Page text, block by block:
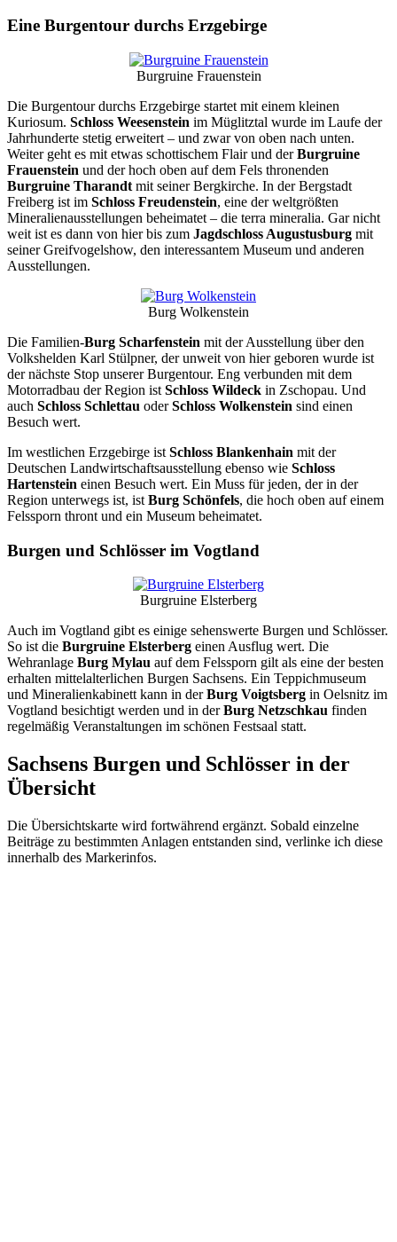
Eine Burgentour durchs Erzgebirge
Burgruine Frauenstein
Die Burgentour durchs Erzgebirge startet mit einem kleinen
Kuriosum. Schloss Weesenstein im Müglitztal wurde im Laufe der
Jahrhunderte stetig erweitert – und zwar von oben nach unten.
Weiter geht es mit etwas schottischem Flair und derBurgruine
Frauenstein und der hoch oben auf dem Fels thronenden
Burgruine Tharandt mit seiner Bergkirche. In der Bergstadt
Freiberg ist im Schloss Freudenstein, eine der weltgrößten
Mineralienausstellungen beheimatet – die terra mineralia. Gar nicht
weit ist es dann von hier bis zum Jagdschloss Augustusburg mit
seiner Greifvogelshow, den interessantem Museum und anderen
Ausstellungen.
Burg Wolkenstein
Die Familien-Burg Scharfenstein mit der Ausstellung über den
Volkshelden Karl Stülpner, der unweit von hier geboren wurde ist
der nächste Stop unserer Burgentour. Eng verbunden mit dem
Motorradbau der Region ist Schloss Wildeck in Zschopau. Und
auch Schloss Schlettau oderSchloss Wolkenstein sind einen
Besuch wert.
Im westlichen Erzgebirge ist Schloss Blankenhain mit der
Deutschen Landwirtschaftsausstellung ebenso wie Schloss
Hartenstein einen Besuch wert. Ein Muss für jeden, der in der
Region unterwegs ist, ist Burg Schönfels, die hoch oben auf einem
Felssporn thront und ein Museum beheimatet.
Burgen und Schlösser im Vogtland
Burgruine Elsterberg
Auch im Vogtland gibt es einige sehenswerte Burgen und Schlösser.
So ist die Burgruine Elsterberg einen Ausflug wert. Die
Wehranlage Burg Mylau auf dem Felssporn gilt als eine der besten
erhalten mittelalterlichen Burgen Sachsens. Ein Teppichmuseum
und Mineralienkabinett kann in derBurg Voigtsberg in Oelsnitz im
Vogtland besichtigt werden und in derBurg Netzschkau finden
regelmäßig Veranstaltungen im schönen Festsaal statt.
Sachsens Burgen und Schlösser in der
Übersicht
Die Übersichtskarte wird fortwährend ergänzt. Sobald einzelne
Beiträge zu bestimmten Anlagen entstanden sind, verlinke ich diese
innerhalb des Markerinfos.